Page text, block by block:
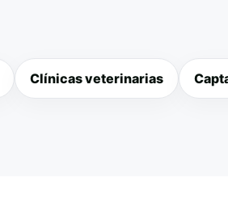
Clínicas veterinarias